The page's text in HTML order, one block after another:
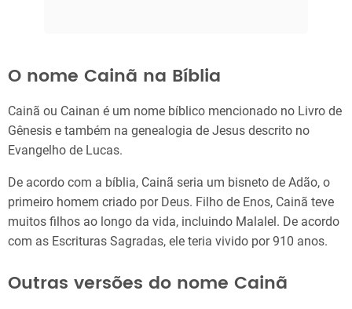
O nome Cainã na Bíblia
Cainã ou Cainan é um nome bíblico mencionado no Livro de
Gênesis e também na genealogia de Jesus descrito no
Evangelho de Lucas.
De acordo com a bíblia, Cainã seria um bisneto de Adão, o
primeiro homem criado por Deus. Filho de Enos, Cainã teve
muitos filhos ao longo da vida, incluindo Malalel. De acordo
com as Escrituras Sagradas, ele teria vivido por 910 anos.
Outras versões do nome Cainã